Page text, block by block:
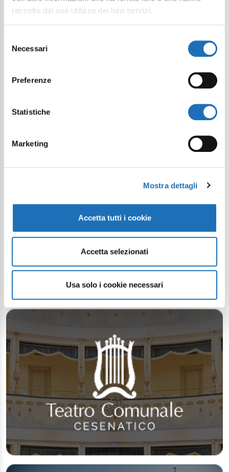
raccolto dal suo utilizzo dei loro servizi.
delNecessari
Preferenze
Statistiche
Marketing
Mostra dettagli
Accetta tutti i cookie
Accetta selezionati
Usa solo i cookie necessari